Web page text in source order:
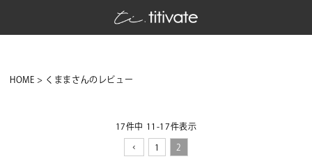
HOME くままさんのレビュー
17件中 11 -17件表示
1 2